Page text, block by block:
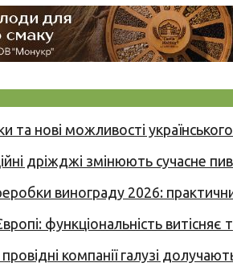
нові можливості
дріжджі змінюють сучасне
винограду 2026:
функціональність витісняє
компанії галузі